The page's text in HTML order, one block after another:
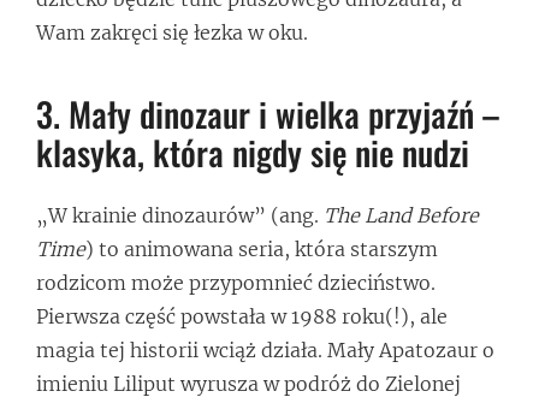
Wam zakręci się łezka w oku.
3. Mały dinozaur i wielka przyjaźń –
klasyka, która nigdy się nie nudzi
„W krainie dinozaurów” (ang. The Land Before
Time) to animowana seria, która starszym
rodzicom może przypomnieć dzieciństwo.
Pierwsza część powstała w 1988 roku(!), ale
magia tej historii wciąż działa. Mały Apatozaur o
imieniu Liliput wyrusza w podróż do Zielonej